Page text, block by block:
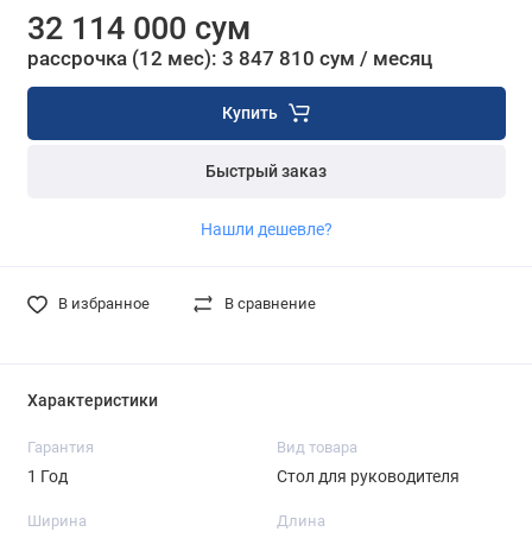
32 114 000 сум
рассрочка (12 мес): 3 847 810 сум / месяц
Купить
Быстрый заказ
Нашли дешевле?
В избранное В сравнение
Характеристики
Гарантия
1 Год
Вид товара
Стол для руководителя
Ширина Длина